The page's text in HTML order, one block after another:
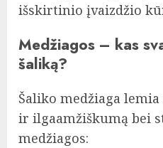
išskirtinio įvaizdžio
Medžiagos – kas
šaliką?
Šaliko medžiaga
ir ilgaamžiškumą bei
medžiagos: